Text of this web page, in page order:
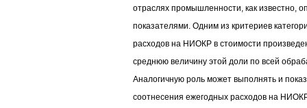
отраслях промышленности, как известно,
показателями. Одним из критериев
расходов на НИОКР в стоимости
среднюю величину этой доли по всей
Аналогичную роль может выполнять и
соотнесения ежегодных расходов на